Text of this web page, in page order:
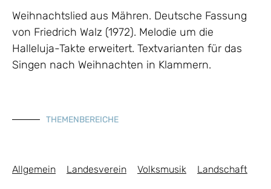
Weihnachtslied aus Mähren. Deutsche Fassung
von Friedrich Walz (1972). Melodie um die
Halleluja-Takte erweitert. Textvarianten für das
Singen nach Weihnachten in Klammern.
THEMENBEREICHE
Allgemein Landesverein Volksmusik Landschaft